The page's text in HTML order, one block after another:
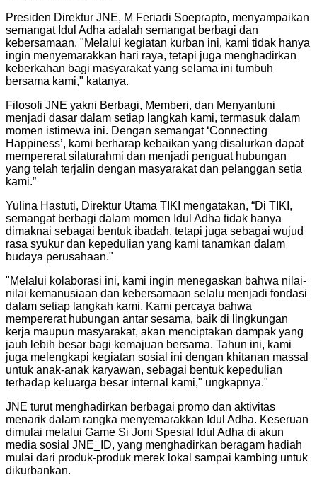
Presiden Direktur JNE, M Feriadi Soeprapto, menyampaikan
semangat Idul Adha adalah semangat berbagi dan
kebersamaan. "Melalui kegiatan kurban ini, kami tidak hanya
ingin menyemarakkan hari raya, tetapi juga menghadirkan
keberkahan bagi masyarakat yang selama ini tumbuh
bersama kami," katanya.
Filosofi JNE yakni Berbagi, Memberi, dan Menyantuni
menjadi dasar dalam setiap langkah kami, termasuk dalam
momen istimewa ini. Dengan semangat ‘Connecting
Happiness’, kami berharap kebaikan yang disalurkan dapat
mempererat silaturahmi dan menjadi penguat hubungan
yang telah terjalin dengan masyarakat dan pelanggan setia
kami.”
Yulina Hastuti, Direktur Utama TIKI mengatakan, “Di TIKI,
semangat berbagi dalam momen Idul Adha tidak hanya
dimaknai sebagai bentuk ibadah, tetapi juga sebagai wujud
rasa syukur dan kepedulian yang kami tanamkan dalam
budaya perusahaan."
"Melalui kolaborasi ini, kami ingin menegaskan bahwa nilai-
nilai kemanusiaan dan kebersamaan selalu menjadi fondasi
dalam setiap langkah kami. Kami percaya bahwa
mempererat hubungan antar sesama, baik di lingkungan
kerja maupun masyarakat, akan menciptakan dampak yang
jauh lebih besar bagi kemajuan bersama. Tahun ini, kami
juga melengkapi kegiatan sosial ini dengan khitanan massal
untuk anak-anak karyawan, sebagai bentuk kepedulian
terhadap keluarga besar internal kami," ungkapnya."
JNE turut menghadirkan berbagai promo dan aktivitas
menarik dalam rangka menyemarakkan Idul Adha. Keseruan
dimulai melalui Game Si Joni Spesial Idul Adha di akun
media sosial JNE_ID, yang menghadirkan beragam hadiah
mulai dari produk-produk merek lokal sampai kambing untuk
dikurbankan.